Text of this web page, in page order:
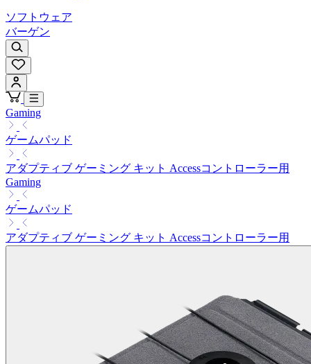
ソフトウェア
バーゲン
Gaming
ゲームパッド
アダプティブ ゲーミング キット Accessコントローラー用
Gaming
ゲームパッド
アダプティブ ゲーミング キット Accessコントローラー用